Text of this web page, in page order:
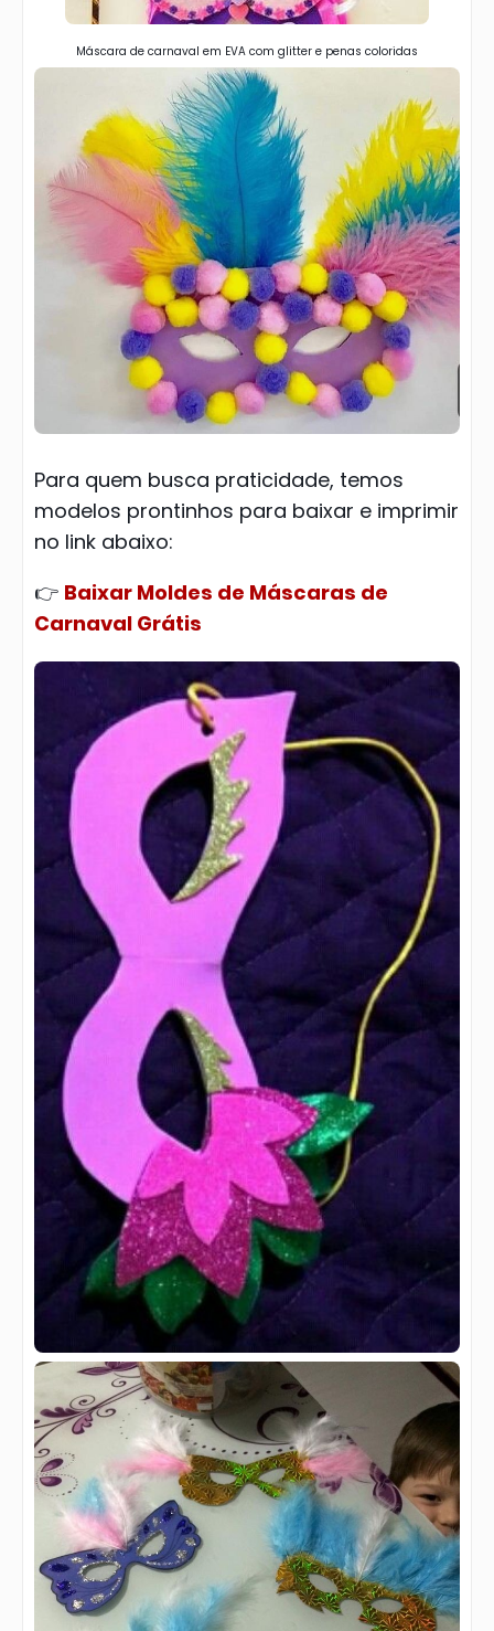
Máscara de carnaval em EVA com glitter e penas coloridas
Para quem busca praticidade, temos
modelos prontinhos para baixar e imprimir
no link abaixo:
👉 Baixar Moldes de Máscaras de
Carnaval Grátis